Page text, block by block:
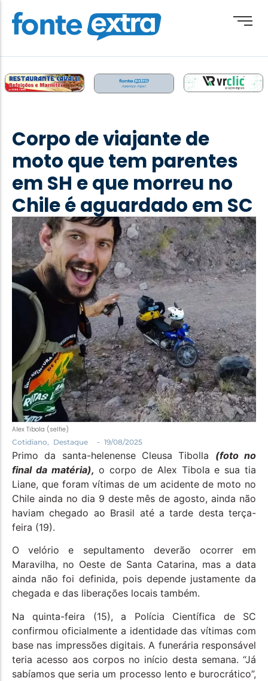
Destaque
Esporte
Geral
Obituário
Paraguai
Paraná
Política
Santa Helena e Região
Saúde e Bem-Estar
Corpo de viajante de
moto que tem parentes
em SH e que morreu no
Chile é aguardado em SC
Alex Tibola (selfie)
Cotidiano, Destaque - 19/08/2025
Primo da santa-helenense Cleusa Tibolla (foto no
final da matéria), o corpo de Alex Tibola e sua tia
Liane, que foram vítimas de um acidente de moto no
Chile ainda no dia 9 deste mês de agosto, ainda não
haviam chegado ao Brasil até a tarde desta terça-
feira (19).
O velório e sepultamento deverão ocorrer em
Maravilha, no Oeste de Santa Catarina, mas a data
ainda não foi definida, pois depende justamente da
chegada e das liberações locais também.
Na quinta-feira (15), a Polícia Científica de SC
confirmou oficialmente a identidade das vítimas com
base nas impressões digitais. A funerária responsável
teria acesso aos corpos no início desta semana. “Já
sabíamos que seria um processo lento e burocrático”,